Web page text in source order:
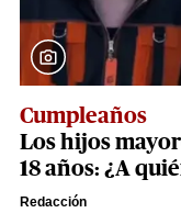
Cumpleaños
Los hijos
18 años: ¿A
Redacción